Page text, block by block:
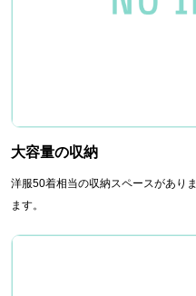
大容量の収納
洋服50着相当の収納スペースがあり
ます。